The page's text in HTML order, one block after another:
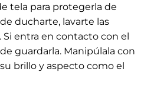
tela para protegerla de
ducharte, lavarte las
Si entra en contacto con el
guardarla. Manipúlala con
brillo y aspecto como el